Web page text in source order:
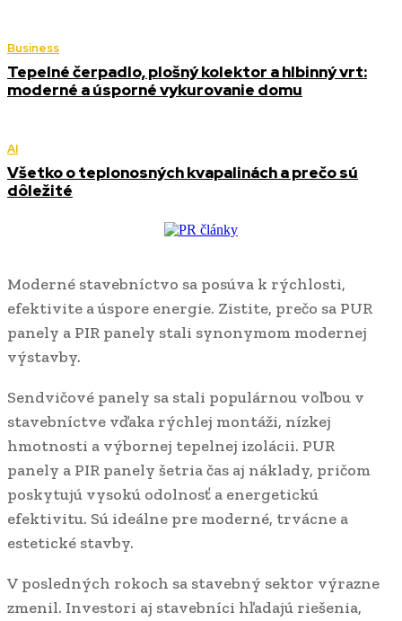
Business
Tepelné čerpadlo, plošný kolektor a hlbinný vrt:
moderné a úsporné vykurovanie domu
AI
Všetko o teplonosných kvapalinách a prečo sú
dôležité
Moderné stavebníctvo sa posúva k rýchlosti,
efektivite a úspore energie. Zistite, prečo sa PUR
panely a PIR panely stali synonymom modernej
výstavby.
Sendvičové panely sa stali populárnou voľbou v
stavebníctve vďaka rýchlej montáži, nízkej
hmotnosti a výbornej tepelnej izolácii. PUR
panely a PIR panely šetria čas aj náklady, pričom
poskytujú vysokú odolnosť a energetickú
efektivitu. Sú ideálne pre moderné, trvácne a
estetické stavby.
V posledných rokoch sa stavebný sektor výrazne
zmenil. Investori aj stavebníci hľadajú riešenia,